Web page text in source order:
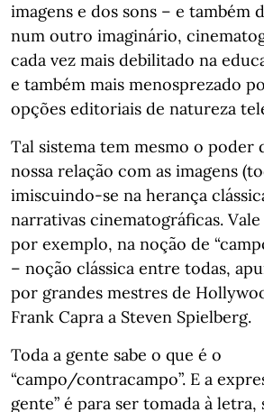
imagens e dos sons – e também
num outro imaginário,
cada vez mais debilitado na
e também mais menosprezado
opções editoriais de natureza
Tal sistema tem mesmo o poder
nossa relação com as imagens
imiscuindo-se na herança
narrativas cinematográficas.
por exemplo, na noção de
– noção clássica entre todas,
por grandes mestres de
Frank Capra a Steven Spielberg.
Toda a gente sabe o que é o
“campo/contracampo”. E a
gente” é para ser tomada à letra,